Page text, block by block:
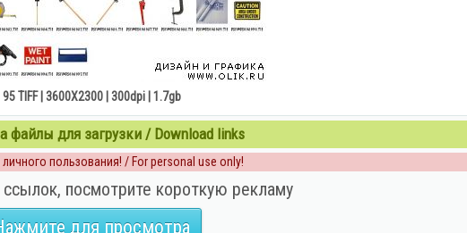
95 TIFF | 3600X2300 | 300dpi | 1.7gb
файлы для загрузки / Download links
пользования! / For personal use only!
посмотрите короткую рекламу
для просмотра